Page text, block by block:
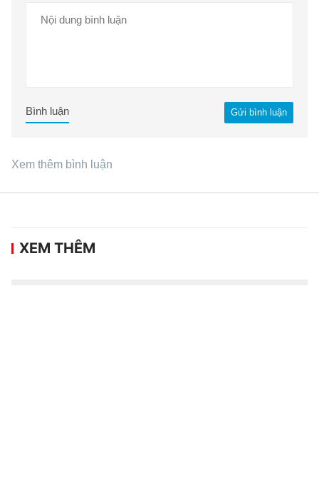
Gửi bình luận
Bình luận
Xem thêm bình luận
XEM THÊM